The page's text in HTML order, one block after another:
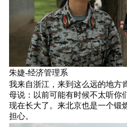
朱婕-经济管理系
我来自浙江，来到这么远的地方
母说：以前可能有时候不太听你
现在长大了。来北京也是一个锻
担心。